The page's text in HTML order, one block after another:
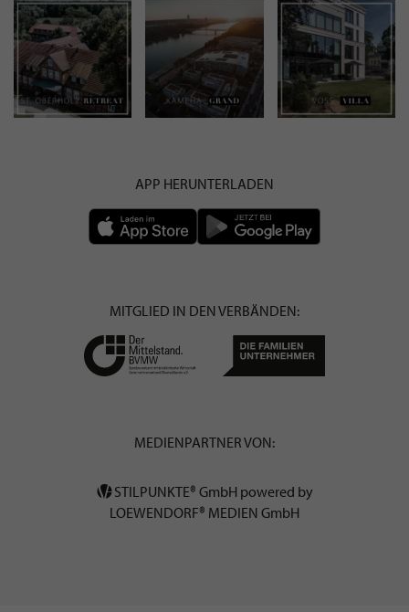
APP HERUNTERLADEN
MITGLIED IN DEN VERBÄNDEN:
MEDIENPARTNER VON:
STILPUNKTE® GmbH powered by
LOEWENDORF® MEDIEN GmbH